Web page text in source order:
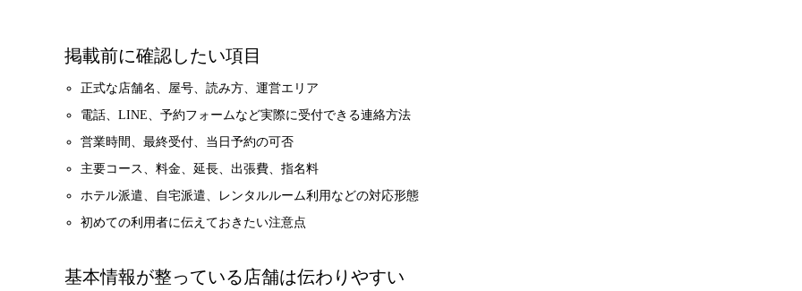
掲載前に確認したい項目
正式な店舗名、屋号、読み方、運営エリア
電話、LINE、予約フォームなど実際に受付できる連絡方法
営業時間、最終受付、当日予約の可否
主要コース、料金、延長、出張費、指名料
ホテル派遣、自宅派遣、レンタルルーム利用などの対応形態
初めての利用者に伝えておきたい注意点
基本情報が整っている店舗は伝わりやすい